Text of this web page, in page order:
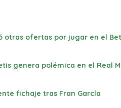
otras ofertas por jugar en el
genera polémica en el Real
fichaje tras Fran García